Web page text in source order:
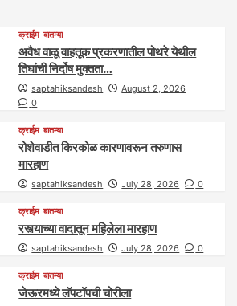
क्राईम बातम्या
अवैध वाळू वाहतूक प्रकरणातील पोथरे येथील
तिघांची निर्दोष मुक्तता…
saptahiksandesh
August 2, 2026
0
क्राईम बातम्या
रोशेवाडीत किरकोळ कारणावरून तरुणास
मारहाण
saptahiksandesh July 28, 2026 0
क्राईम बातम्या
रस्त्याच्या वादातून महिलेला मारहाण
saptahiksandesh July 28, 2026 0
क्राईम बातम्या
जेऊरमध्ये लॅपटॉपची चोरीला